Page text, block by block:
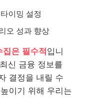
이밍 설정
오 성과 향상
은 필수적 입니
신 금융 정보를
결정을 내릴 수
이기 위해 우리는